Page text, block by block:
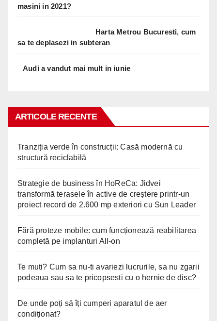
masini in 2021?
Harta Metrou Bucuresti, cum
sa te deplasezi in subteran
Audi a vandut mai mult in iunie
ARTICOLE RECENTE
Tranziția verde în construcții: Casă modernă cu
structură reciclabilă
Strategie de business în HoReCa: Jidvei
transformă terasele în active de creștere printr-un
proiect record de 2.600 mp exteriori cu Sun Leader
Fără proteze mobile: cum funcționează reabilitarea
completă pe implanturi All-on
Te muti? Cum sa nu-ti avariezi lucrurile, sa nu zgarii
podeaua sau sa te pricopsesti cu o hernie de disc?
De unde poți să îți cumperi aparatul de aer
condiționat?